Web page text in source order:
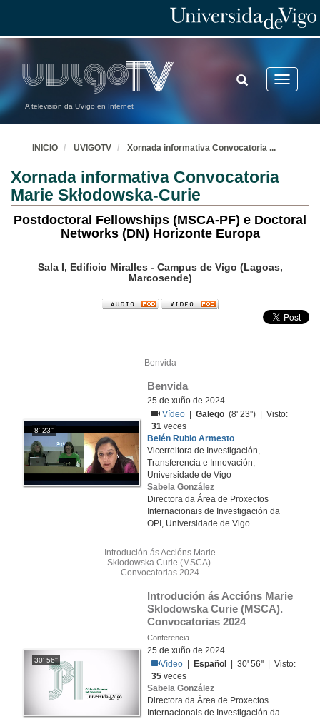
A televisión da UVigo en Internet
Toggle
TOGGLE
SEARCH
INICIO UVIGOTV Xornada informativa Convocatoria ...
Xornada informativa Convocatoria
Marie Skłodowska-Curie
Postdoctoral Fellowships (MSCA-PF) e Doctoral
Networks (DN) Horizonte Europa
Sala I, Edificio Miralles - Campus de Vigo (Lagoas,
Marcosende)
Benvida
8' 23''
Benvida
25 de xuño de 2024
Vídeo
|Galego (8' 23'') | Visto:
31 veces
Belén Rubio Armesto
Vicerreitora de Investigación,
Transferencia e Innovación,
Universidade de Vigo
Sabela González
Directora da Área de Proxectos
Internacionais de Investigación da
OPI, Universidade de Vigo
Introdución ás Accións Marie
Sklodowska Curie (MSCA).
Convocatorias 2024
30' 56''
Introdución ás Accións Marie
Sklodowska Curie (MSCA).
Convocatorias 2024
Conferencia
25 de xuño de 2024
Vídeo
Español
| 30' 56'' | Visto:
35 veces
Sabela González
Directora da Área de Proxectos
Internacionais de Investigación da